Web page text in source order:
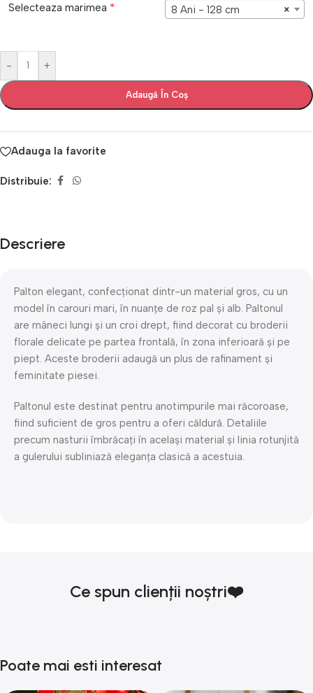
Selecteaza marimea * ×
8 Ani - 128 cm
- +
Adaugă În Coș
Adauga la favorite
Distribuie:
Descriere
Palton elegant, confecționat dintr-un material gros, cu un
model în carouri mari, în nuanțe de roz pal și alb. Paltonul
are mâneci lungi și un croi drept, fiind decorat cu broderii
florale delicate pe partea frontală, în zona inferioară și pe
piept. Aceste broderii adaugă un plus de rafinament și
feminitate piesei.
Paltonul este destinat pentru anotimpurile mai răcoroase,
fiind suficient de gros pentru a oferi căldură. Detaliile
precum nasturii îmbrăcați în același material și linia rotunjită
a gulerului subliniază eleganța clasică a acestuia.
Ce spun clienții noștri❤️
Poate mai esti interesat